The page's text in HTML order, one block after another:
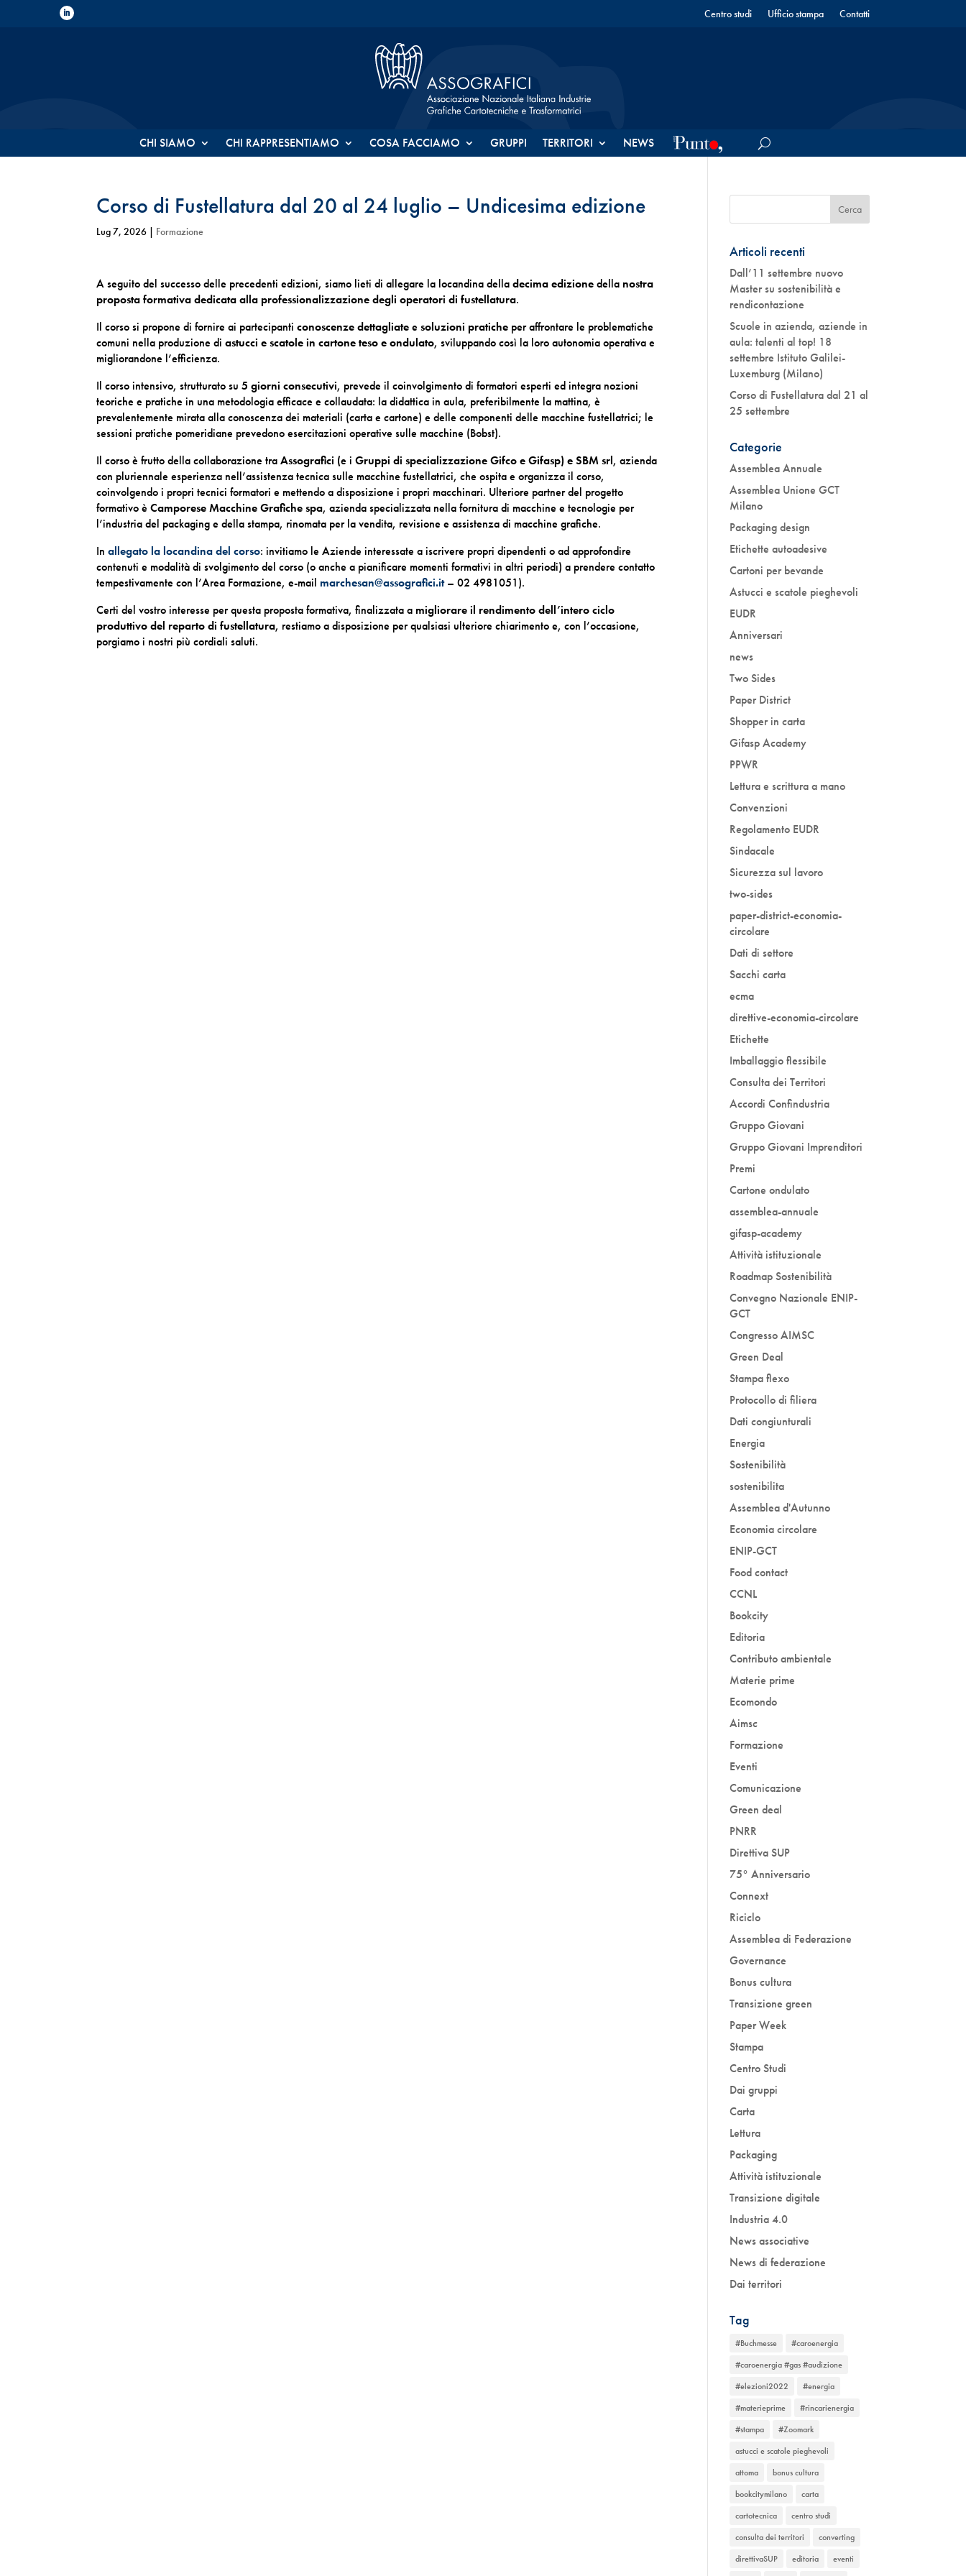
Centro studi Ufficio stampa Contatti
CHI SIAMO CHI RAPPRESENTIAMO COSA FACCIAMO GRUPPI TERRITORI NEWS
Corso di Fustellatura dal 20 al 24 luglio – Undicesima edizione
Lug 7, 2026 | Formazione
A seguito del successo delle precedenti edizioni, siamo lieti di allegare la locandina delladecima edizionedella nostra
proposta formativa dedicata alla professionalizzazione degli operatori di fustellatura.
Il corso si propone di fornire ai partecipanticonoscenze dettagliateesoluzioni pratiche per affrontare le problematiche
comuni nella produzione diastucci e scatole in cartone teso e ondulato, sviluppando così la loro autonomia operativa e
migliorandone l’efficienza.
Il corso intensivo, strutturato su5 giorni consecutivi, prevede il coinvolgimento di formatori esperti ed integra nozioni
teoriche e pratiche in una metodologia efficace e collaudata: la didattica in aula, preferibilmente la mattina, è
prevalentemente mirata alla conoscenza dei materiali (carta e cartone) e delle componenti delle macchine fustellatrici; le
sessioni pratiche pomeridiane prevedono esercitazioni operative sulle macchine (Bobst).
Il corso è frutto della collaborazione traAssografici (e i Gruppi di specializzazione Gifco e Gifasp) e SBM srl, azienda
con pluriennale esperienza nell’assistenza tecnica sulle macchine fustellatrici, che ospita e organizza il corso,
coinvolgendo i propri tecnici formatori e mettendo a disposizione i propri macchinari. Ulteriore partner del progetto
formativo èCamporese Macchine Grafiche spa, azienda specializzata nella fornitura di macchine e tecnologie per
l’industria del packaging e della stampa, rinomata per la vendita, revisione e assistenza di macchine grafiche.
Inallegato la locandina del corso: invitiamo le Aziende interessate a iscrivere propri dipendenti o ad approfondire
contenuti e modalità di svolgimento del corso (o anche a pianificare momenti formativi in altri periodi) a prendere contatto
tempestivamente con l’Area Formazione, e-mail marchesan@assografici.it– 02 4981051).
Certi del vostro interesse per questa proposta formativa, finalizzata a migliorare il rendimento dell’intero ciclo
produttivo del reparto di fustellatura, restiamo a disposizione per qualsiasi ulteriore chiarimento e, con l’occasione,
porgiamo i nostri più cordiali saluti.
Articoli recenti
Dall’11 settembre nuovo
Master su sostenibilità e
rendicontazione
Scuole in azienda, aziende in
aula: talenti al top! 18
settembre Istituto Galilei-
Luxemburg (Milano)
Corso di Fustellatura dal 21 al
25 settembre
Categorie
Assemblea Annuale
Assemblea Unione GCT
Milano
Packaging design
Etichette autoadesive
Cartoni per bevande
Astucci e scatole pieghevoli
EUDR
Anniversari
news
Two Sides
Paper District
Shopper in carta
Gifasp Academy
PPWR
Lettura e scrittura a mano
Convenzioni
Regolamento EUDR
Sindacale
Sicurezza sul lavoro
two-sides
paper-district-economia-
circolare
Dati di settore
Sacchi carta
ecma
direttive-economia-circolare
Etichette
Imballaggio flessibile
Consulta dei Territori
Accordi Confindustria
Gruppo Giovani
Gruppo Giovani Imprenditori
Premi
Cartone ondulato
assemblea-annuale
gifasp-academy
Attività istituzionale
Roadmap Sostenibilità
Convegno Nazionale ENIP-
GCT
Congresso AIMSC
Green Deal
Stampa flexo
Protocollo di filiera
Dati congiunturali
Energia
Sostenibilità
sostenibilita
Assemblea d'Autunno
Economia circolare
ENIP-GCT
Food contact
CCNL
Bookcity
Editoria
Contributo ambientale
Materie prime
Ecomondo
Aimsc
Formazione
Eventi
Comunicazione
Green deal
PNRR
Direttiva SUP
75° Anniversario
Connext
Riciclo
Assemblea di Federazione
Governance
Bonus cultura
Transizione green
Paper Week
Stampa
Centro Studi
Dai gruppi
Carta
Lettura
Packaging
Attività istituzionale
Transizione digitale
Industria 4.0
News associative
News di federazione
Dai territori
Tag
#Buchmesse
#caroenergia
#caroenergia #gas #audizione
#elezioni2022
#energia
#materieprime
#rincarienergia
#stampa
#Zoomark
astucci e scatole pieghevoli
attoma
bonus cultura
bookcitymilano
carta
cartotecnica
centro studi
consulta dei territori
converting
direttivaSUP
editoria
eventi